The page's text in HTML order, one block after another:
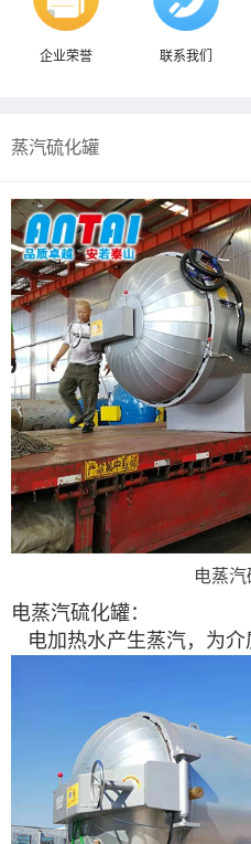
企业荣誉 联系我们
蒸汽硫化罐
电蒸
电蒸汽硫化罐：
电加热水产生蒸汽，为介